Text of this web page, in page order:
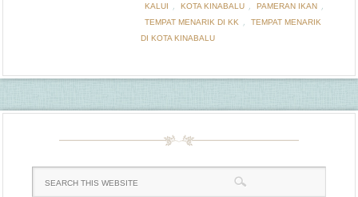
KALUI KOTA KINABALU PAMERAN IKAN
TEMPAT MENARIK DI KK
TEMPAT MENARIK
DI KOTA KINABALU